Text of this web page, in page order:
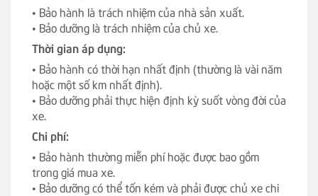
• Bảo hành là trách nhiệm của nhà sản xuất.
• Bảo dưỡng là trách nhiệm của chủ xe.
Thời gian áp dụng:
• Bảo hành có thời hạn nhất định (thường là vài năm
hoặc một số km nhất định).
• Bảo dưỡng phải thực hiện định kỳ suốt vòng đời của
xe.
Chi phí:
• Bảo hành thường miễn phí hoặc được bao gồm
trong giá mua xe.
• Bảo dưỡng có thể tốn kém và phải được chủ xe chi